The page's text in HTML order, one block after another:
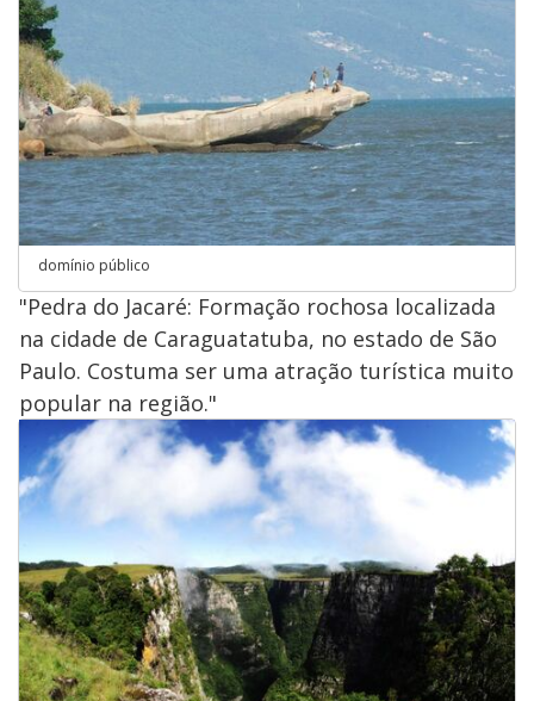
domínio público
"Pedra do Jacaré: Formação rochosa localizada
na cidade de Caraguatatuba, no estado de São
Paulo. Costuma ser uma atração turística muito
popular na região."